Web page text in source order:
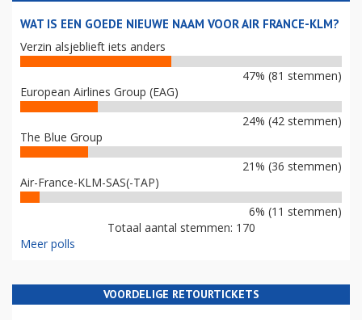
WAT IS EEN GOEDE NIEUWE NAAM VOOR AIR FRANCE-KLM?
Verzin alsjeblieft iets anders
47% (81 stemmen)
European Airlines Group (EAG)
24% (42 stemmen)
The Blue Group
21% (36 stemmen)
Air-France-KLM-SAS(-TAP)
6% (11 stemmen)
Totaal aantal stemmen: 170
Meer polls
VOORDELIGE RETOURTICKETS